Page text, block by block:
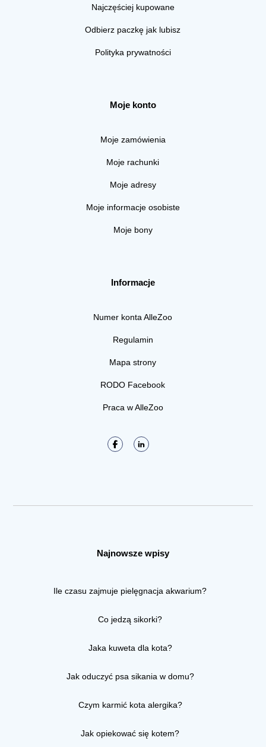
Najczęściej kupowane
Odbierz paczkę jak lubisz
Polityka prywatności
Moje konto
Moje zamówienia
Moje rachunki
Moje adresy
Moje informacje osobiste
Moje bony
Informacje
Numer konta AlleZoo
Regulamin
Mapa strony
RODO Facebook
Praca w AlleZoo
Najnowsze wpisy
Ile czasu zajmuje pielęgnacja akwarium?
Co jedzą sikorki?
Jaka kuweta dla kota?
Jak oduczyć psa sikania w domu?
Czym karmić kota alergika?
Jak opiekować się kotem?